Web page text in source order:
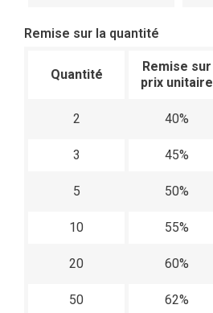
Remise sur la quantité
Quantité
Remise sur
prix unitaire
2 40%
3 45%
5 50%
10 55%
20 60%
50 62%